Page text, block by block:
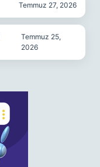
Temmuz 27, 2026
Temmuz 25,
2026